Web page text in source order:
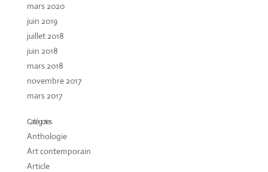
mars 2020
juin 2019
juillet 2018
juin 2018
mars 2018
novembre 2017
mars 2017
Catégories
Anthologie
Art contemporain
Article